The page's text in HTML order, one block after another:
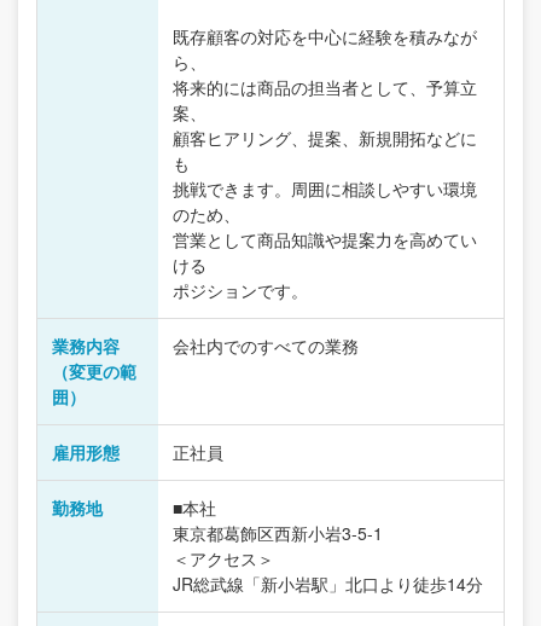
既存顧客の対応を中心に経験を積みなが
ら、
将来的には商品の担当者として、予算立
案、
顧客ヒアリング、提案、新規開拓などに
も
挑戦できます。周囲に相談しやすい環境
のため、
営業として商品知識や提案力を高めてい
ける
ポジションです。
業務内容
（変更の範
囲）
会社内でのすべての業務
雇用形態 正社員
勤務地
■本社
東京都葛飾区西新小岩3-5-1
＜アクセス＞
JR総武線「新小岩駅」北口より徒歩14分